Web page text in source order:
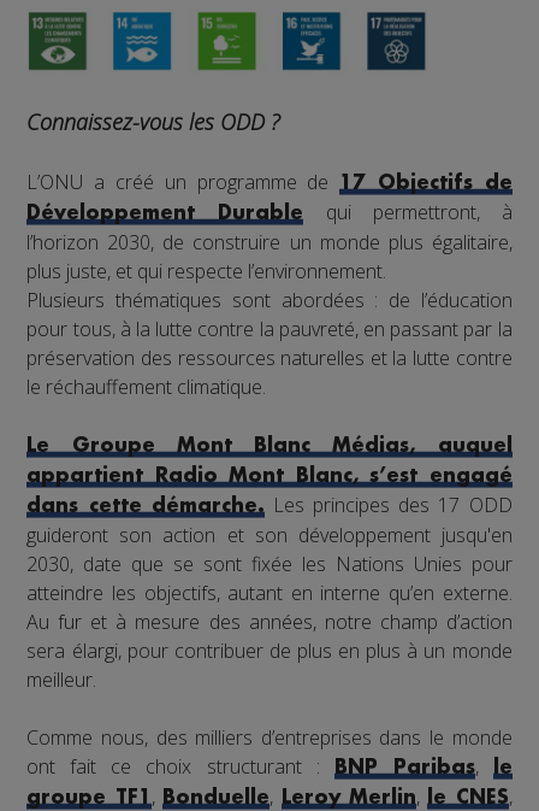
Connaissez-vous les ODD ?
L’ONU a créé un programme de17 Objectifs de
Développement Durable
qui permettront, à
l’horizon 2030, de construire un monde plus égalitaire,
plus juste, et qui respecte l’environnement.
Plusieurs thématiques sont abordées : de l’éducation
pour tous, à la lutte contre la pauvreté, en passant par la
préservation des ressources naturelles et la lutte contre
le réchauffement climatique.
Le Groupe Mont Blanc Médias, auquel
appartient Radio Mont Blanc, s’est engagé
dans cette démarche.Les principes des 17 ODD
guideront son action et son développement jusqu'en
2030, date que se sont fixée les Nations Unies pour
atteindre les objectifs, autant en interne qu’en externe.
Au fur et à mesure des années, notre champ d’action
sera élargi, pour contribuer de plus en plus à un monde
meilleur.
Comme nous, des milliers d’entreprises dans le monde
ont fait ce choix structurant :
BNP Paribas,
le
groupe TF1 , Bonduelle, Leroy Merlin, le CNES,